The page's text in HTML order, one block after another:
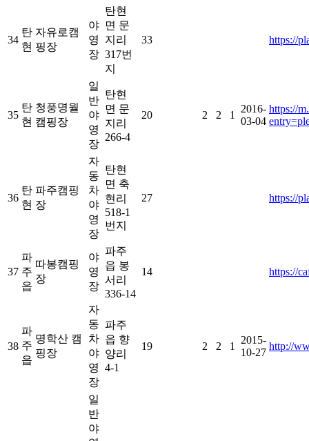
34
탄
현
자유로캠
핑장
야
영
장
탄현
면 문
지리
317번
지
33 https://
35
탄
현
청풍명월
캠핑장
일
반
야
영
장
탄현
면 문
지리
266-4
20 2 2 1
2016-
03-04
https://
36
탄
현
파주캠핑
장
자
동
차
야
영
장
탄현
면 축
현리
518-1
번지
27 https://
37
파
주
읍
따봉캠핑
장
야
영
장
파주
읍 봉
서리
336-14
14 https://
38
파
주
읍
명학산 캠
핑장
자
동
차
야
영
장
파주
읍 향
양리
4-1
19 2 2 1
2015-
10-27
http://
일
반
야